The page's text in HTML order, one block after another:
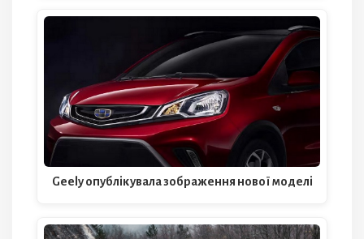
Geely опублікувала зображення нової моделі